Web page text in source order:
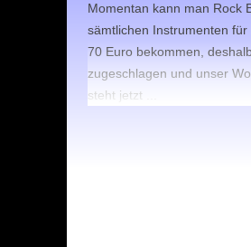
Momentan kann man Rock
sämtlichen Instrumenten für
70 Euro bekommen,
zugeschlagen und unser
steht jetzt ...